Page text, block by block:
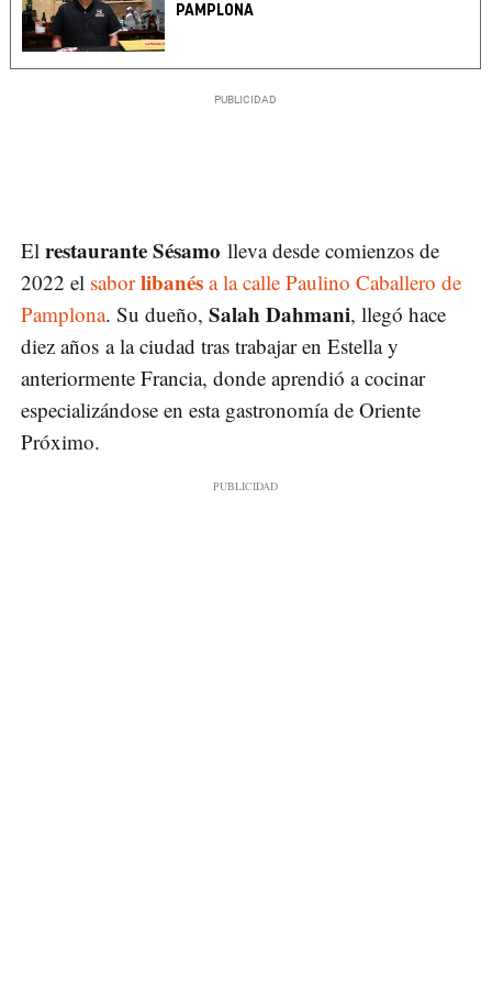
PAMPLONA
El restaurante Sésamo lleva desde comienzos de
2022 el saborlibanés a la calle Paulino Caballero de
Pamplona. Su dueño, Salah Dahmani, llegó hace
diez años a la ciudad tras trabajar en Estella y
anteriormente Francia, donde aprendió a cocinar
especializándose en esta gastronomía de Oriente
Próximo.